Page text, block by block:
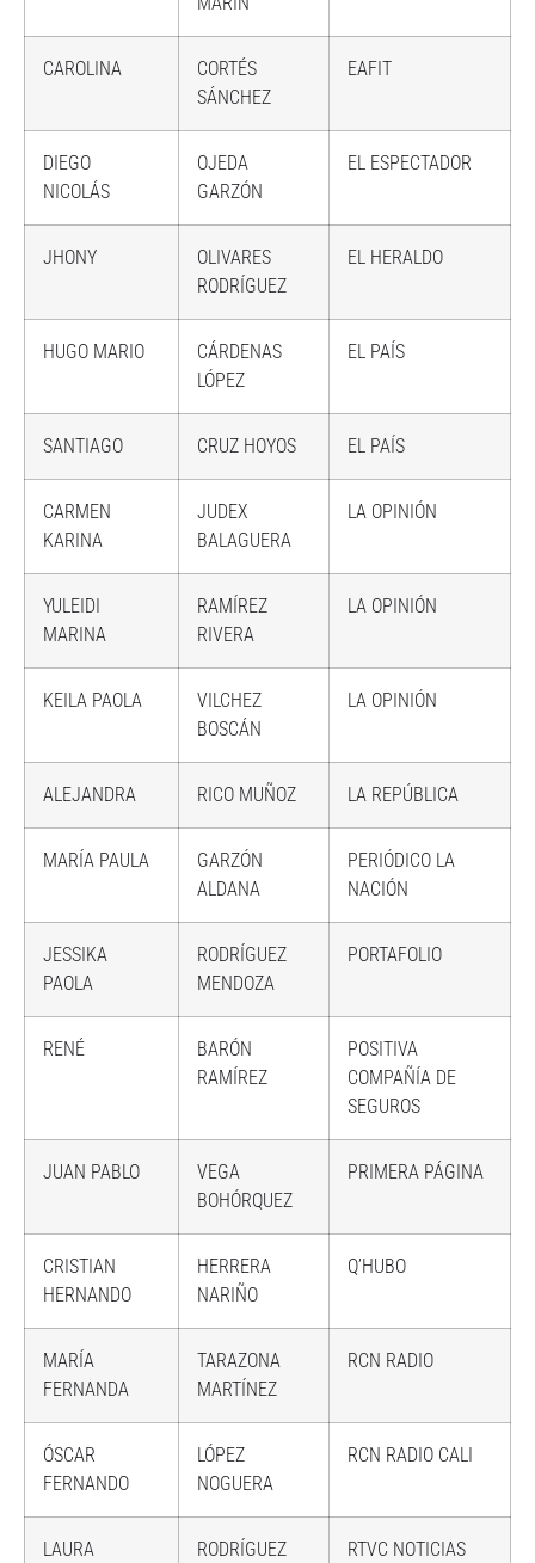
CAROLINA
CORTÉS
SÁNCHEZ
EAFIT
DIEGO
NICOLÁS
OJEDA
GARZÓN
EL ESPECTADOR
JHONY
OLIVARES
RODRÍGUEZ
EL HERALDO
HUGO MARIO
CÁRDENAS
LÓPEZ
EL PAÍS
SANTIAGO CRUZ HOYOS EL PAÍS
CARMEN
KARINA
JUDEX
BALAGUERA
LA OPINIÓN
YULEIDI
MARINA
RAMÍREZ
RIVERA
LA OPINIÓN
KEILA PAOLA
VILCHEZ
BOSCÁN
LA OPINIÓN
ALEJANDRA RICO MUÑOZ LA REPÚBLICA
MARÍA PAULA
GARZÓN
ALDANA
PERIÓDICO LA
NACIÓN
JESSIKA
PAOLA
RODRÍGUEZ
MENDOZA
PORTAFOLIO
RENÉ
BARÓN
RAMÍREZ
POSITIVA
COMPAÑÍA DE
SEGUROS
JUAN PABLO
VEGA
BOHÓRQUEZ
PRIMERA PÁGINA
CRISTIAN
HERNANDO
HERRERA
NARIÑO
Q’HUBO
MARÍA
FERNANDA
TARAZONA
MARTÍNEZ
RCN RADIO
ÓSCAR
FERNANDO
LÓPEZ
NOGUERA
RCN RADIO CALI
LAURA
RODRÍGUEZ
RTVC NOTICIAS